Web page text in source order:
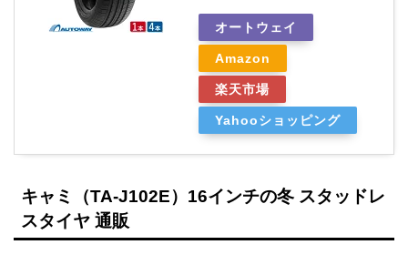
オートウェイ
Amazon
楽天市場
Yahooショッピング
キャミ（TA-J102E）16インチの冬 スタッドレ
スタイヤ 通販